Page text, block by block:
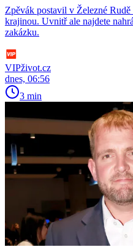
Zpěvák postavil v Železné
krajinou. Uvnitř ale najdete
zakázku.
VIPživot.cz
dnes, 06:56
3 min